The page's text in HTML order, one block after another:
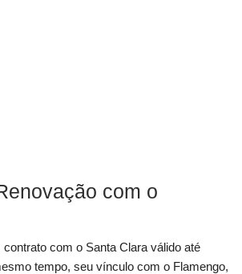
com o
com o Santa Clara válido até
tempo, seu vínculo com o Flamengo,